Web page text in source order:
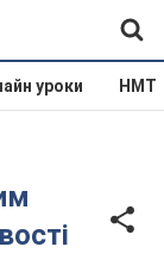
уроки НМТ